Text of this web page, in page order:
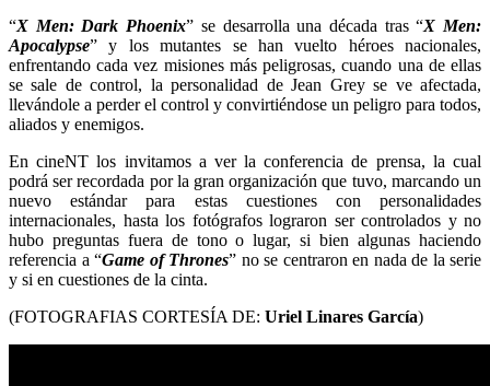
“X Men: Dark Phoenix” se desarrolla una década tras “X Men:
Apocalypse” y los mutantes se han vuelto héroes nacionales,
enfrentando cada vez misiones más peligrosas, cuando una de ellas
se sale de control, la personalidad de Jean Grey se ve afectada,
llevándole a perder el control y convirtiéndose un peligro para todos,
aliados y enemigos.
En cineNT los invitamos a ver la conferencia de prensa, la cual
podrá ser recordada por la gran organización que tuvo, marcando un
nuevo estándar para estas cuestiones con personalidades
internacionales, hasta los fotógrafos lograron ser controlados y no
hubo preguntas fuera de tono o lugar, si bien algunas haciendo
referencia a “Game of Thrones” no se centraron en nada de la serie
y si en cuestiones de la cinta.
(FOTOGRAFIAS CORTESÍA DE: Uriel Linares García)